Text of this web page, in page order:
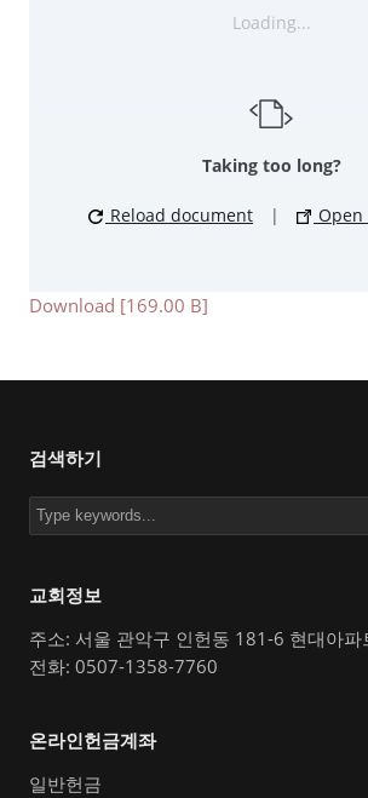
Loading...
Taking too long?
Reload document |
Download [169.00 B]
검색하기
교회정보
주소: 서울 관악구 인헌동 181-6 현대아
전화: 0507-1358-7760
온라인헌금계좌
일반헌금